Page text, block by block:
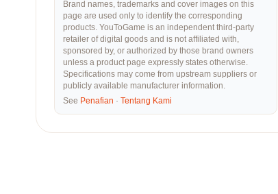
Brand names, trademarks and cover images on this
page are used only to identify the corresponding
products. YouToGame is an independent third-party
retailer of digital goods and is not affiliated with,
sponsored by, or authorized by those brand owners
unless a product page expressly states otherwise.
Specifications may come from upstream suppliers or
publicly available manufacturer information.
See Penafian · Tentang Kami